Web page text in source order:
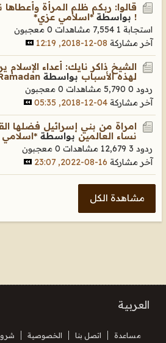
قالوا: ربكم ظلم المرأة
! بواسطة*اسلامي عزي*
استجابة 1 7,554 مشاهدات
0 معجبون
آخر مشاركة 08-12-2018, 12:19
الشيخ ذاكر نايك: أعداء
لهذه الأسباب بواسطة
ردود 0 5,790 مشاهدات
0 معجبون
آخر مشاركة 04-12-2018, 05:35
امراة من بني إسرائيل فضلها
نساء العالمين بواسطة
ردود 3 12,679 مشاهدات
0 معجبون
آخر مشاركة 16-08-2022, 23:07
مشاهدة الكل
العربية
مساعدة اتصل بنا الخصوصية